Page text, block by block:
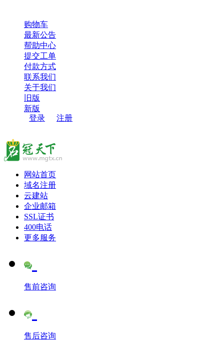
购物车
最新公告
帮助中心
提交工单
付款方式
联系我们
关于我们
旧版
新版
登录
注册
网站首页
域名注册
云建站
企业邮箱
SSL证书
400电话
更多服务
售前咨询
售后咨询